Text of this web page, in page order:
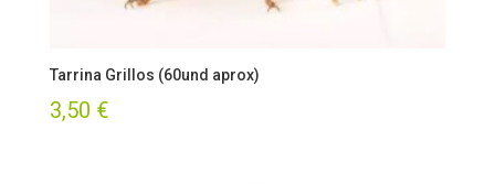
Tarrina Grillos (60und aprox)
3,50 €